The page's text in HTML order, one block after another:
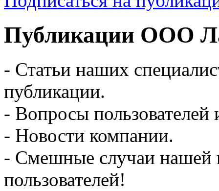
Публикации ООО
- Статьи наших
публикации.
- Вопросы пользователей
- Новости компании.
- Смешные случаи нашей
пользователей!